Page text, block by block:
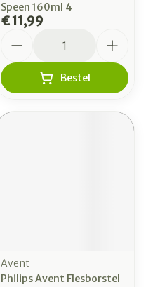
Speen 160ml 4
€ 11,99
Bestel
Avent
Philips Avent Flesborstel